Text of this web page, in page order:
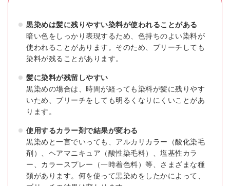
黒染めは髪に残りやすい染料が使われることがある
暗い色をしっかり表現するため、色持ちのよい染料が
使われることがあります。そのため、ブリーチしても
染料が残ることがあります。
髪に染料が残留しやすい
黒染めの場合は、時間が経っても染料が髪に残りやす
いため、ブリーチをしても明るくなりにくいことがあ
ります。
使用するカラー剤で結果が変わる
黒染めと一言でいっても、アルカリカラー（酸化染毛
剤）、ヘアマニキュア（酸性染毛料）、塩基性カラ
ー、カラースプレー（一時着色料）等、さまざまな種
類があります。何を使って黒染めをしたかによって、